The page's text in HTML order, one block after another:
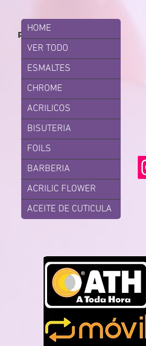
productos
HOME
VER TODO
ESMALTES
CHROME
ACRILICOS
BISUTERIA
FOILS
BARBERIA
ACRILIC FLOWER
ACEITE DE CUTICULA